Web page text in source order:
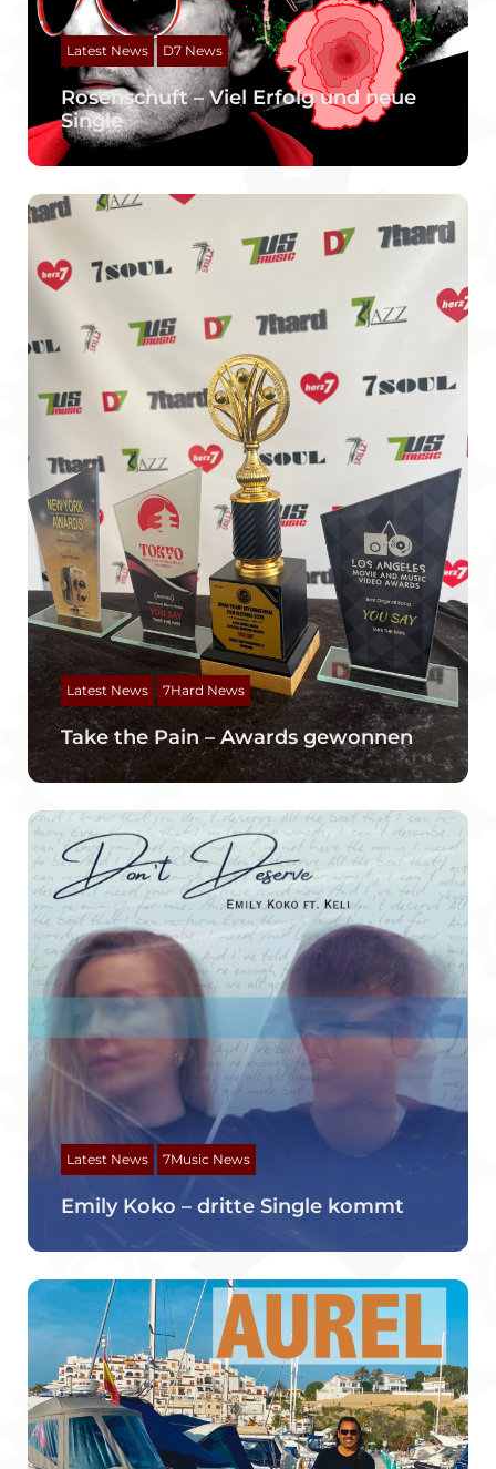
Latest News D7 News
Rosenschuft – Viel Erfolg und neue
Single
Latest News 7Hard News
Take the Pain – Awards gewonnen
Latest News 7Music News
Emily Koko – dritte Single kommt